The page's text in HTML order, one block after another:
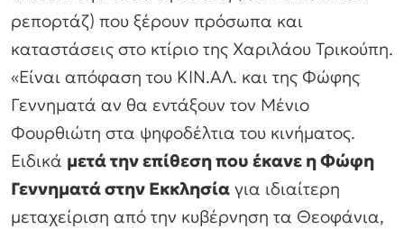
ρεπορτάζ) που ξέρουν πρόσωπα και
καταστάσεις στο κτίριο της Χαριλάου Τρικούπη.
«Είναι απόφαση του ΚΙΝ.ΑΛ. και της Φώφης
Γεννηματά αν θα εντάξουν τον Μένιο
Φουρθιώτη στα ψηφοδέλτια του κινήματος.
Ειδικά μετά την επίθεση που έκανε η Φώφη
Γεννηματά στην Εκκλησία για ιδιαίτερη
μεταχείριση από την κυβέρνηση τα Θεοφάνια,